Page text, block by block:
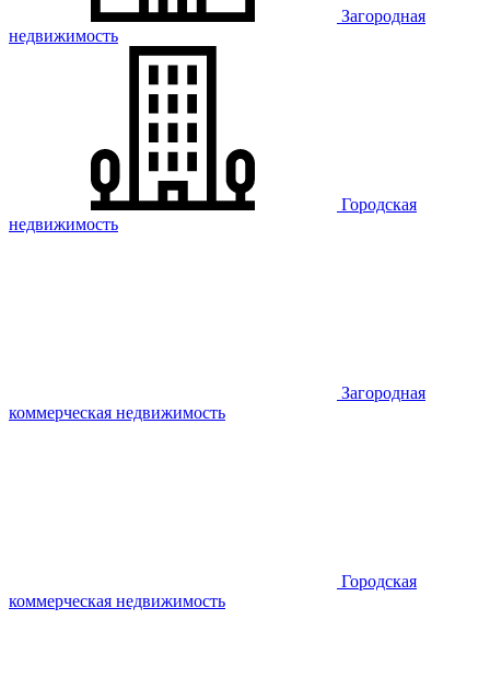
Загородная
недвижимость
Городская
недвижимость
Загородная
коммерческая недвижимость
Городская
коммерческая недвижимость